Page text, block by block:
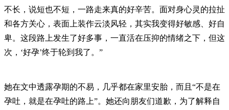
不长，说短也不短，一路走来真的好辛苦。面对身心灵的拉扯
和各方关心，表面上装作云淡风轻，其实我变得好敏感、好自
卑。这段路上发生了好多事，一直活在压抑的情绪之下，但这
次，‘好孕’终于轮到我了。”
她在文中透露孕期的不易，几乎都在家里安胎，而且“不是在
孕吐，就是在孕吐的路上”。她还向朋友们道歉，为了解释自